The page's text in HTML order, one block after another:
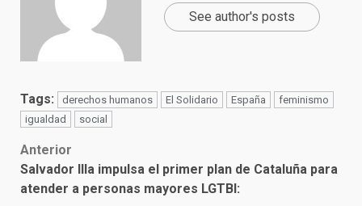
See author's posts
Tags: derechos humanos El Solidario España
feminismo
igualdad
social
Post
navigation
Anterior
Salvador Illa impulsa el primer plan de Cataluña para
atender a personas mayores LGTBI: